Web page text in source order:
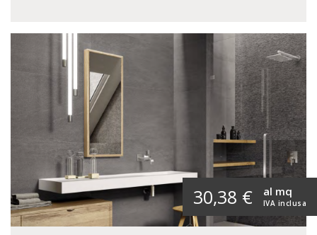
30,38 € IVA inclusa
al mq